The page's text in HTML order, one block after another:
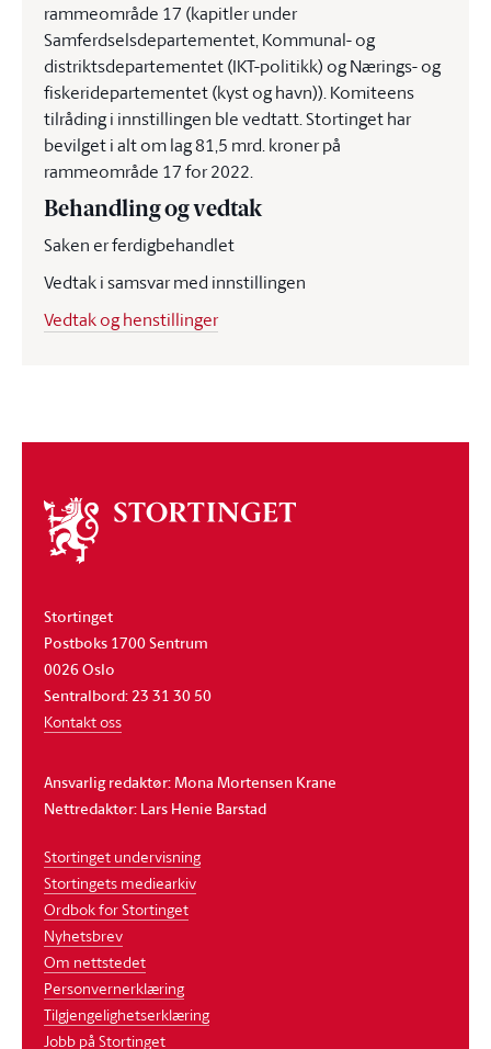
rammeområde 17 (kapitler under
Samferdselsdepartementet, Kommunal- og
distriktsdepartementet (IKT-politikk) og Nærings- og
fiskeridepartementet (kyst og havn)). Komiteens
tilråding i innstillingen ble vedtatt. Stortinget har
bevilget i alt om lag 81,5 mrd. kroner på
rammeområde 17 for 2022.
Behandling og vedtak
Saken er ferdigbehandlet
Vedtak i samsvar med innstillingen
Vedtak og henstillinger
Om
stortinget
Stortinget
Postboks 1700 Sentrum
0026 Oslo
Sentralbord: 23 31 30 50
Kontakt oss
Ansvarlig redaktør: Mona Mortensen Krane
Nettredaktør: Lars Henie Barstad
Stortinget undervisning
Stortingets mediearkiv
Ordbok for Stortinget
Nyhetsbrev
Om nettstedet
Personvernerklæring
Tilgjengelighetserklæring
Jobb på Stortinget